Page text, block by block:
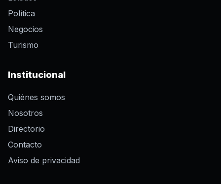
Política
Negocios
Turismo
Institucional
Quiénes somos
Nosotros
Directorio
Contacto
Aviso de privacidad